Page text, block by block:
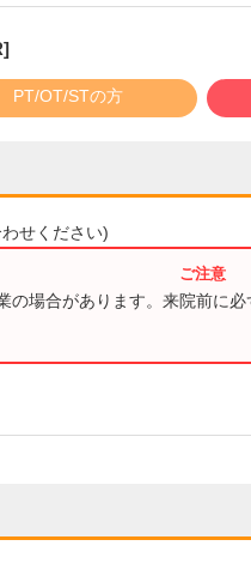
PT/OT/STの方
せください)
の場合があります。来院前に必